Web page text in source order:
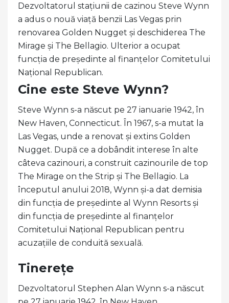
Dezvoltatorul stațiunii de cazinou Steve Wynn
a adus o nouă viață benzii Las Vegas prin
renovarea Golden Nugget și deschiderea The
Mirage și The Bellagio. Ulterior a ocupat
funcția de președinte al finanțelor Comitetului
Național Republican.
Cine este Steve Wynn?
Steve Wynn s-a născut pe 27 ianuarie 1942, în
New Haven, Connecticut. În 1967, s-a mutat la
Las Vegas, unde a renovat și extins Golden
Nugget. După ce a dobândit interese în alte
câteva cazinouri, a construit cazinourile de top
The Mirage on the Strip și The Bellagio. La
începutul anului 2018, Wynn și-a dat demisia
din funcția de președinte al Wynn Resorts și
din funcția de președinte al finanțelor
Comitetului Național Republican pentru
acuzațiile de conduită sexuală.
Tinerețe
Dezvoltatorul Stephen Alan Wynn s-a născut